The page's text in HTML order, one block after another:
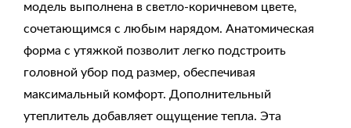
модель выполнена в светло-коричневом цвете,
сочетающимся с любым нарядом. Анатомическая
форма с утяжкой позволит легко подстроить
головной убор под размер, обеспечивая
максимальный комфорт. Дополнительный
утеплитель добавляет ощущение тепла. Эта